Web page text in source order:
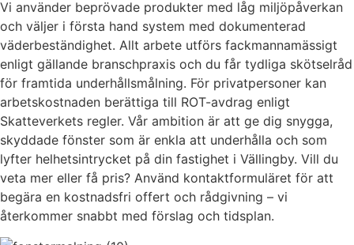
Vi använder beprövade produkter med låg miljöpåverkan
och väljer i första hand system med dokumenterad
väderbeständighet. Allt arbete utförs fackmannamässigt
enligt gällande branschpraxis och du får tydliga skötselråd
för framtida underhållsmålning. För privatpersoner kan
arbetskostnaden berättiga till ROT-avdrag enligt
Skatteverkets regler. Vår ambition är att ge dig snygga,
skyddade fönster som är enkla att underhålla och som
lyfter helhetsintrycket på din fastighet i Vällingby. Vill du
veta mer eller få pris? Använd kontaktformuläret för att
begära en kostnadsfri offert och rådgivning – vi
återkommer snabbt med förslag och tidsplan.